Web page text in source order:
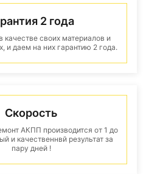
2 года
своих материалов и
и даем на них гарантию 2 года.
Скорость
АКПП производится от 1 до
и качественнвй результат за
пару дней !